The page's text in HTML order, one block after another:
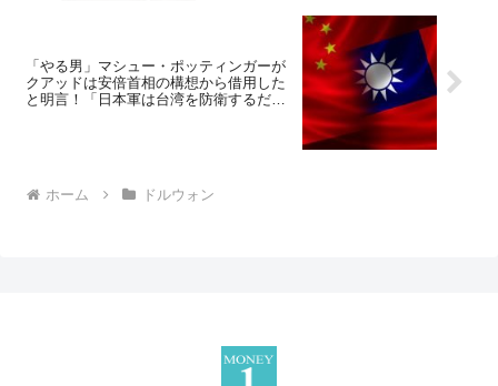
「やる男」マシュー・ポッティンガーが
クアッドは安倍首相の構想から借用した
と明言！「日本軍は台湾を防衛するだろ
ホーム ドルウォン